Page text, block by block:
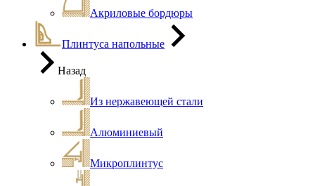
Акриловые бордюры
Плинтуса напольные
Назад
Из нержавеющей стали
Алюминиевый
Микроплинтус